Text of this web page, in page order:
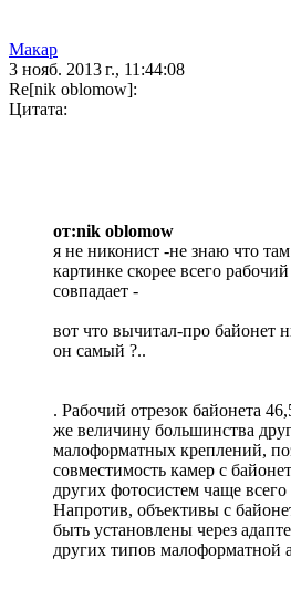
Макар
3 нояб. 2013 г., 11:44:08
Re[nik oblomow]:
Цитата:
от:nik oblomow
я не никонист -не знаю что
картинке скорее всего
совпадает -
вот что вычитал-про байонет
он самый ?..
. Рабочий отрезок байонета
же величину большинства
малоформатных креплений,
совместимость камер с
других фотосистем чаще
Напротив, объективы с
быть установлены через
других типов малоформатной